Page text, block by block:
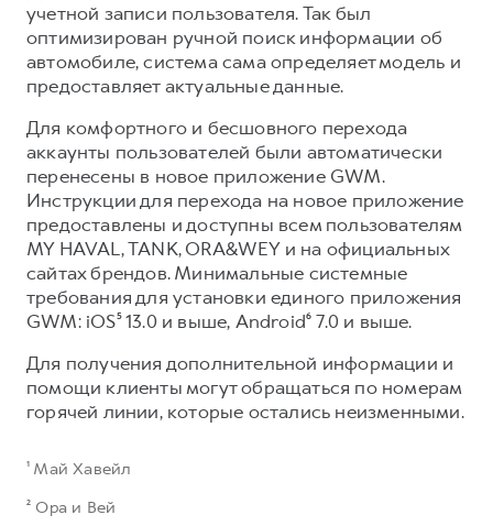
учетной записи пользователя. Так был
оптимизирован ручной поиск информации об
автомобиле, система сама определяет модель и
предоставляет актуальные данные.
Для комфортного и бесшовного перехода
аккаунты пользователей были автоматически
перенесены в новое приложение GWM.
Инструкции для перехода на новое приложение
предоставлены и доступны всем пользователям
MY HAVAL, TANK, ORA&WEY и на официальных
сайтах брендов. Минимальные системные
требования для установки единого приложения
GWM: iOS⁵ 13.0 и выше, Android⁶ 7.0 и выше.​
Для получения дополнительной информации и
помощи клиенты могут обращаться по номерам
горячей линии, которые остались неизменными.
¹ Май Хавейл
² Ора и Вей